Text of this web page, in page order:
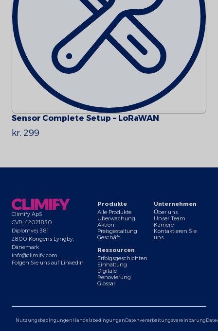
Sensor Complete Setup – LoRaWAN
kr. 299
Climify ApS
CVR: 42021830
Diplomvej 381
2800 Kongens Lyngby,
Dänemark
info@climify.com
Folgen Sie uns auf LinkedIn
Produkte
Alle Produkte
Überwachung
Aktion
Preisgestaltung
Geschäft
Unternehmen
Über uns
Unser Team
Karriere
Kontaktieren Sie
uns
Ressourcen
Erfolgsgeschichten
Einhaltung
Digitale
Renovierung
Glossar
NutzungsbedingungenHandelsbedingungenDatenverarbeitungsvereinbarung